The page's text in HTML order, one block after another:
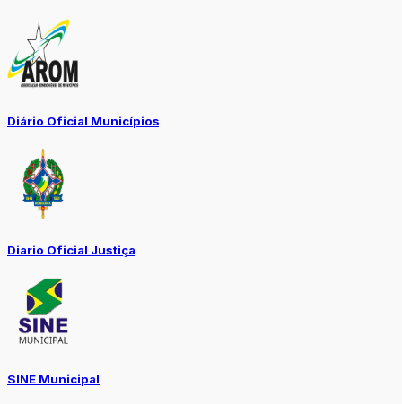
Diário Oficial Municípios
Diario Oficial Justiça
SINE Municipal